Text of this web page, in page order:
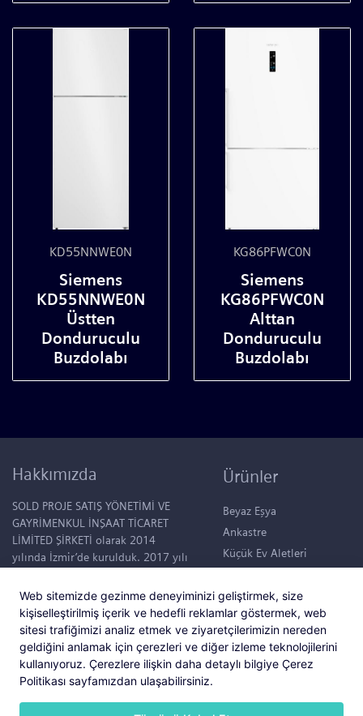
Web sitemizde gezinme deneyiminizi geliştirmek, size
kişiselleştirilmiş içerik ve hedefli reklamlar göstermek, web
sitesi trafiğimizi analiz etmek ve ziyaretçilerimizin nereden
geldiğini anlamak için çerezleri ve diğer izleme teknolojilerini
kullanıyoruz. Çerezlere ilişkin daha detaylı bilgiye Çerez
Politikası sayfamızdan ulaşabilirsiniz.
KD55NNWE0N
Siemens
KD55NNWE0N
Üstten
Donduruculu
Buzdolabı
KG86PFWC0N
Siemens
KG86PFWC0N
Alttan
Donduruculu
Buzdolabı
Hakkımızda
SOLD PROJE SATIŞ YÖNETİMİ VE
GAYRİMENKUL İNŞAAT TİCARET
LİMİTED ŞİRKETİ olarak 2014
yılında İzmir’de kurulduk. 2017 yılı
Hayatlar.” sloganıyla konut projesi
tasarlamaya başladık. Şuanda,
50.000 m2 büyüklüğünde devasa
bir bahçede tüm ihtiyaçları
düşünülmüş 95 konutluk bir yaşam
alanı içerisinde; “Hayat Foça”
Ürünler
Beyaz Eşya
Ankastre
Küçük Ev Aletleri
Su Sebilleri